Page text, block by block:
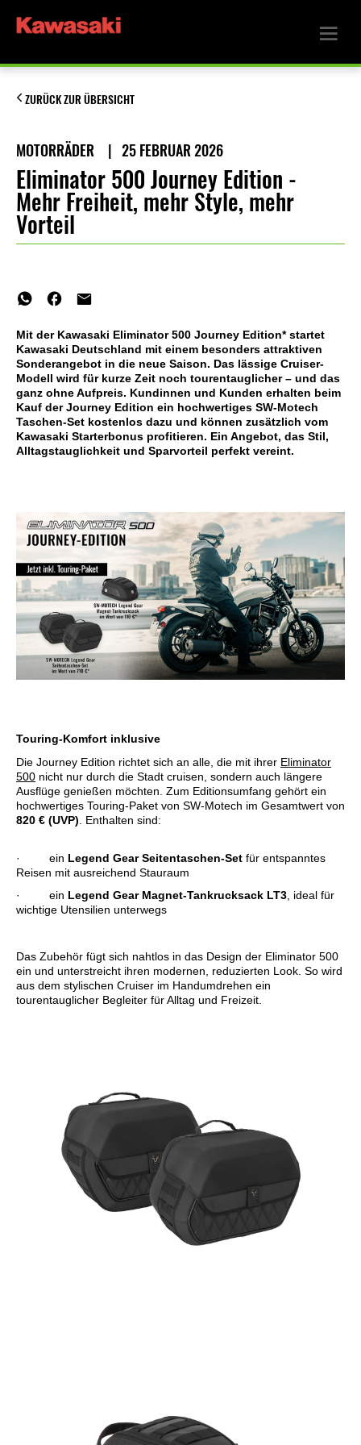
ZURÜCK ZUR ÜBERSICHT
MOTORRÄDER | 25 FEBRUAR 2026
Eliminator 500 Journey Edition -
Mehr Freiheit, mehr Style, mehr
Vorteil
Mit der Kawasaki Eliminator 500 Journey Edition* startet
Kawasaki Deutschland mit einem besonders attraktiven
Sonderangebot in die neue Saison. Das lässige Cruiser-
Modell wird für kurze Zeit noch tourentauglicher – und das
ganz ohne Aufpreis. Kundinnen und Kunden erhalten beim
Kauf der Journey Edition ein hochwertiges SW-Motech
Taschen-Set kostenlos dazu und können zusätzlich vom
Kawasaki Starterbonus profitieren. Ein Angebot, das Stil,
Alltagstauglichkeit und Sparvorteil perfekt vereint.
Touring-Komfort inklusive
Die Journey Edition richtet sich an alle, die mit ihrer Eliminator
500 nicht nur durch die Stadt cruisen, sondern auch längere
Ausflüge genießen möchten. Zum Editionsumfang gehört ein
hochwertiges Touring-Paket von SW-Motech im Gesamtwert von
820 € (UVP) . Enthalten sind:
· ein Legend Gear Seitentaschen-Set für entspanntes
Reisen mit ausreichend Stauraum
· ein Legend Gear Magnet-Tankrucksack LT3, ideal für
wichtige Utensilien unterwegs
Das Zubehör fügt sich nahtlos in das Design der Eliminator 500
ein und unterstreicht ihren modernen, reduzierten Look. So wird
aus dem stylischen Cruiser im Handumdrehen ein
tourentauglicher Begleiter für Alltag und Freizeit.